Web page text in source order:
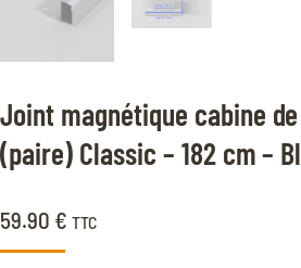
Joint magnétique cabine de
(paire) Classic – 182 cm –
59.90 € TTC